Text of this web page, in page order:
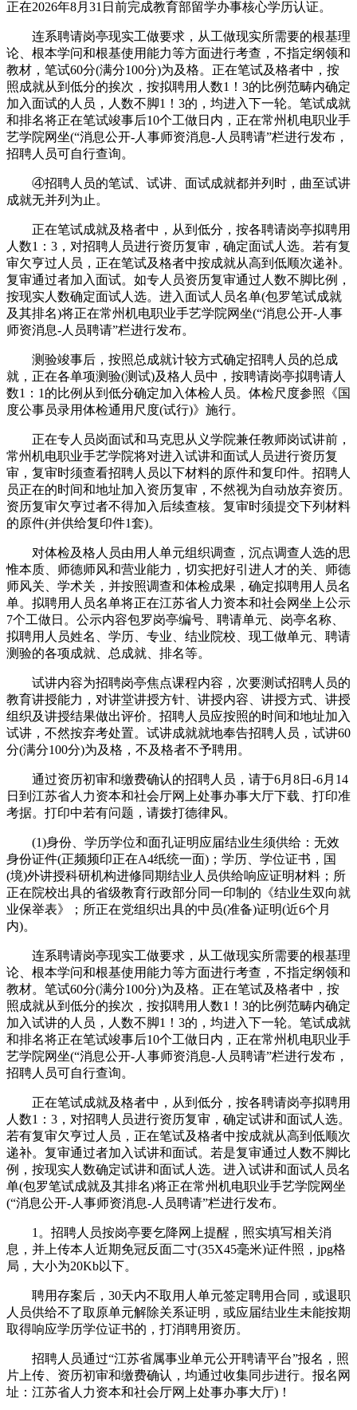
正在2026年8月31日前完成教育部留学办事核心学历认证。
连系聘请岗亭现实工做要求，从工做现实所需要的根基理
论、根本学问和根基使用能力等方面进行考查，不指定纲领和
教材，笔试60分(满分100分)为及格。正在笔试及格者中，按
照成就从到低分的挨次，按拟聘用人数1！3的比例范畴内确定
加入面试的人员，人数不脚1！3的，均进入下一轮。笔试成就
和排名将正在笔试竣事后10个工做日内，正在常州机电职业手
艺学院网坐(“消息公开-人事师资消息-人员聘请”栏进行发布，
招聘人员可自行查询。
④招聘人员的笔试、试讲、面试成就都并列时，曲至试讲
成就无并列为止。
正在笔试成就及格者中，从到低分，按各聘请岗亭拟聘用
人数1：3，对招聘人员进行资历复审，确定面试人选。若有复
审欠亨过人员，正在笔试及格者中按成就从高到低顺次递补。
复审通过者加入面试。如专人员资历复审通过人数不脚比例，
按现实人数确定面试人选。进入面试人员名单(包罗笔试成就
及其排名)将正在常州机电职业手艺学院网坐(“消息公开-人事
师资消息-人员聘请”栏进行发布。
测验竣事后，按照总成就计较方式确定招聘人员的总成
就，正在各单项测验(测试)及格人员中，按聘请岗亭拟聘请人
数1：1的比例从到低分确定加入体检人员。体检尺度参照《国
度公事员录用体检通用尺度(试行)》施行。
正在专人员岗面试和马克思从义学院兼任教师岗试讲前，
常州机电职业手艺学院将对进入试讲和面试人员进行资历复
审，复审时须查看招聘人员以下材料的原件和复印件。招聘人
员正在的时间和地址加入资历复审，不然视为自动放弃资历。
资历复审欠亨过者不得加入后续查核。复审时须提交下列材料
的原件(并供给复印件1套)。
对体检及格人员由用人单元组织调查，沉点调查人选的思
惟本质、师德师风和营业能力，切实把好引进人才的关、师德
师风关、学术关，并按照调查和体检成果，确定拟聘用人员名
单。拟聘用人员名单将正在江苏省人力资本和社会网坐上公示
7个工做日。公示内容包罗岗亭编号、聘请单元、岗亭名称、
拟聘用人员姓名、学历、专业、结业院校、现工做单元、聘请
测验的各项成就、总成就、排名等。
试讲内容为招聘岗亭焦点课程内容，次要测试招聘人员的
教育讲授能力，对讲堂讲授方针、讲授内容、讲授方式、讲授
组织及讲授结果做出评价。招聘人员应按照的时间和地址加入
试讲，不然按弃考处置。试讲成就就地奉告招聘人员，试讲60
分(满分100分)为及格，不及格者不予聘用。
通过资历初审和缴费确认的招聘人员，请于6月8日-6月14
日到江苏省人力资本和社会厅网上处事办事大厅下载、打印准
考据。打印中若有问题，请拨打德律风。
(1)身份、学历学位和面孔证明应届结业生须供给：无效
身份证件(正频频印正在A4纸统一面)；学历、学位证书，国
(境)外讲授科研机构进修同期结业人员供给响应证明材料；所
正在院校出具的省级教育行政部分同一印制的《结业生双向就
业保举表》；所正在党组织出具的中员(准备)证明(近6个月
内)。
连系聘请岗亭现实工做要求，从工做现实所需要的根基理
论、根本学问和根基使用能力等方面进行考查，不指定纲领和
教材。笔试60分(满分100分)为及格。正在笔试及格者中，按
照成就从到低分的挨次，按拟聘用人数1！3的比例范畴内确定
加入试讲的人员，人数不脚1！3的，均进入下一轮。笔试成就
和排名将正在笔试竣事后10个工做日内，正在常州机电职业手
艺学院网坐(“消息公开-人事师资消息-人员聘请”栏进行发布，
招聘人员可自行查询。
正在笔试成就及格者中，从到低分，按各聘请岗亭拟聘用
人数1：3，对招聘人员进行资历复审，确定试讲和面试人选。
若有复审欠亨过人员，正在笔试及格者中按成就从高到低顺次
递补。复审通过者加入试讲和面试。若是复审通过人数不脚比
例，按现实人数确定试讲和面试人选。进入试讲和面试人员名
单(包罗笔试成就及其排名)将正在常州机电职业手艺学院网坐
(“消息公开-人事师资消息-人员聘请”栏进行发布。
1。招聘人员按岗亭要乞降网上提醒，照实填写相关消
息，并上传本人近期免冠反面二寸(35X45毫米)证件照，jpg格
局，大小为20Kb以下。
聘用存案后，30天内不取用人单元签定聘用合同，或退职
人员供给不了取原单元解除关系证明，或应届结业生未能按期
取得响应学历学位证书的，打消聘用资历。
招聘人员通过“江苏省属事业单元公开聘请平台”报名，照
片上传、资历初审和缴费确认，均通过收集同步进行。报名网
址：江苏省人力资本和社会厅网上处事办事大厅)！